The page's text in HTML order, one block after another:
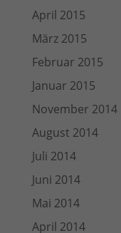
April 2015
März 2015
Februar 2015
Januar 2015
November 2014
August 2014
Juli 2014
Juni 2014
Mai 2014
April 2014